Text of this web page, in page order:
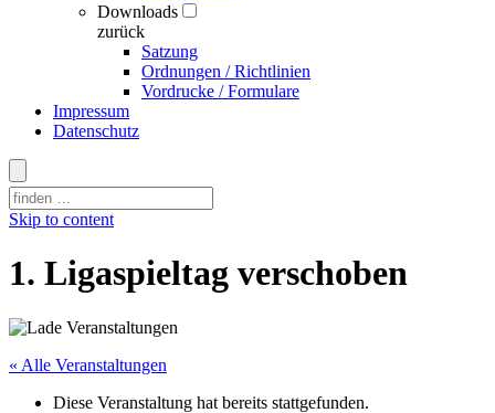
Downloads
zurück
Satzung
Ordnungen / Richtlinien
Vordrucke / Formulare
Impressum
Datenschutz
Skip to content
1. Ligaspieltag verschoben
« Alle Veranstaltungen
Diese Veranstaltung hat bereits stattgefunden.